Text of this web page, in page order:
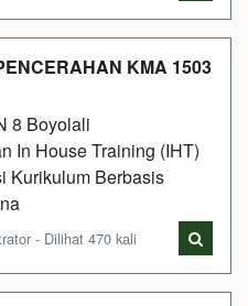
KMA 1503
8 Boyolali
In House Training (IHT)
Kurikulum Berbasis
- Dilihat 470 kali